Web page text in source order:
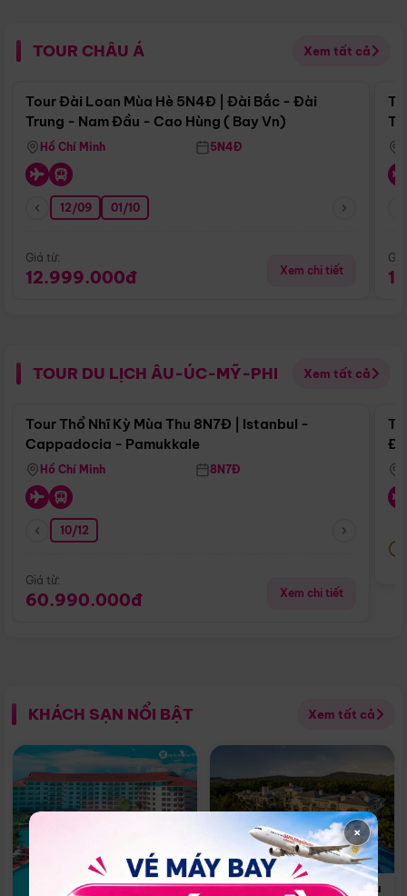
TOUR CHÂU Á Xem tất cả
Điểm nổi bật
Tour Đài Loan Mùa Hè 5N4Đ | Đài Bắc - Đài
Trung - Nam Đầu - Cao Hùng ( Bay Vn)
Hồ Chí Minh 5N4Đ
12/09 01/10
Giá từ:
12.999.000đ Xem chi tiết
TOUR DU LỊCH ÂU-ÚC-MỸ-PHI Xem tất cả
Điểm nổi bật
Tour Thổ Nhĩ Kỳ Mùa Thu 8N7Đ | Istanbul -
Cappadocia - Pamukkale
Hồ Chí Minh 8N7Đ
10/12
Giá từ:
60.990.000đ Xem chi tiết
KHÁCH SẠN NỔI BẬT Xem tất cả
Vinpearl Wonderworld Phu
×